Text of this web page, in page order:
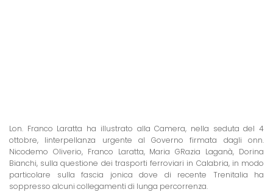
Lon. Franco Laratta ha illustrato alla Camera, nella seduta del 4
ottobre, linterpellanza urgente al Governo firmata dagli onn.
Nicodemo Oliverio, Franco Laratta, Maria GRazia Laganà, Dorina
Bianchi, sulla questione dei trasporti ferroviari in Calabria, in modo
particolare sulla fascia jonica dove di recente Trenitalia ha
soppresso alcuni collegamenti di lunga percorrenza.